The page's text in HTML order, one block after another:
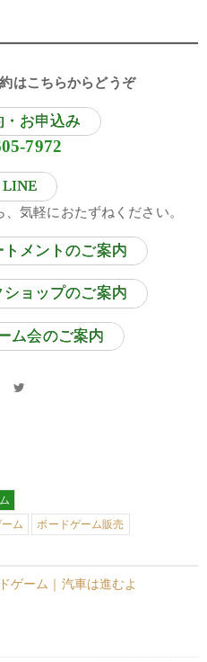
はこちらからどうぞ
・お申込み
7972
LINE
気軽におたずねください。
メントのご案内
ョップのご案内
ム会のご案内
ム ボードゲーム販売
ゲーム｜汽車は進むよ